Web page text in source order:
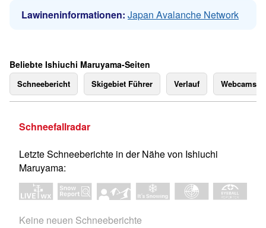
Lawineninformationen: Japan Avalanche Network
Beliebte Ishiuchi Maruyama-Seiten
Schneebericht Skigebiet Führer Verlauf Webcams
Schneefallradar
Letzte Schneeberichte in der Nähe von Ishiuchi
Maruyama:
Keine neuen Schneeberichte